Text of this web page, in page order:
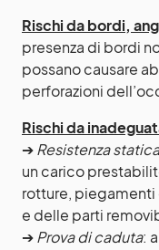
Rischi da bordi,
presenza di bordi
possano causare
perforazioni
Rischi da
➔Resistenza statica
un carico
rotture,
e delle parti
➔Prova di caduta: